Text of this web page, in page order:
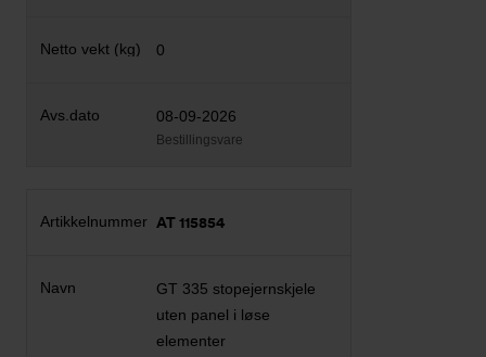
0
08-09-2026
Bestillingsvare
AT 115854
GT 335 stopejernskjele
uten panel i løse
elementer